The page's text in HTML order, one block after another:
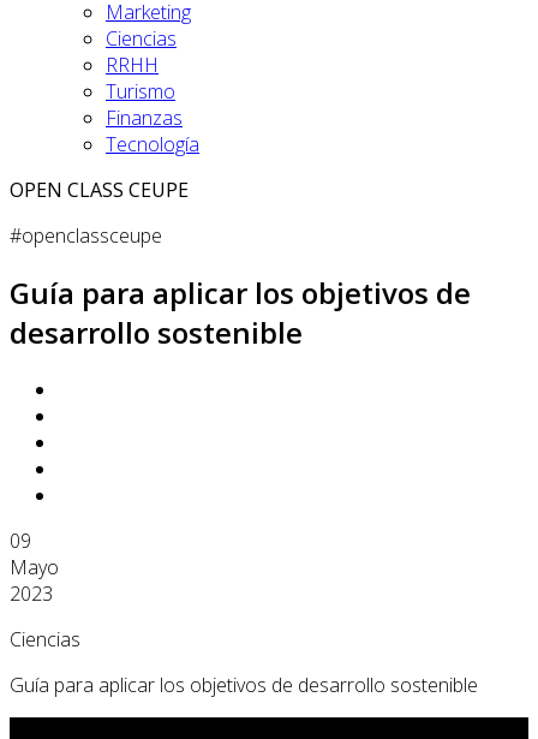
Marketing
Ciencias
RRHH
Turismo
Finanzas
Tecnología
OPEN CLASS CEUPE
#openclassceupe
Guía para aplicar los objetivos de
desarrollo sostenible
09
Mayo
2023
Ciencias
Guía para aplicar los objetivos de desarrollo sostenible